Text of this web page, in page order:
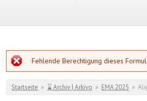
Fehlermeldung
Fehlende Berechtigung dieses
Sie sind hier
Startseite » ⌛ Archiv | Arkivo » EMA 2025 »